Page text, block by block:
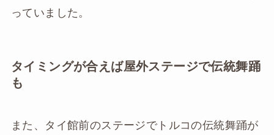
っていました。
タイミングが合えば屋外ステージで伝統舞踊
も
また、タイ館前のステージでトルコの伝統舞踊が